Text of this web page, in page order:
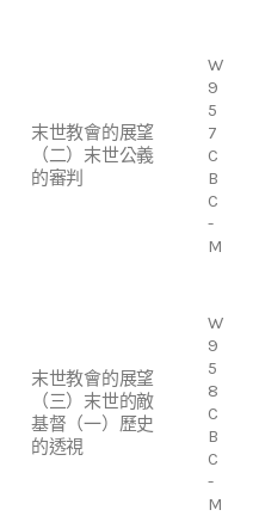
末世教會的展望
（二）末世公義
的審判
W
9
5
7
C
B
C
-
M
末世教會的展望
（三）末世的敵
基督（一）歷史
的透視
W
9
5
8
C
B
C
-
M